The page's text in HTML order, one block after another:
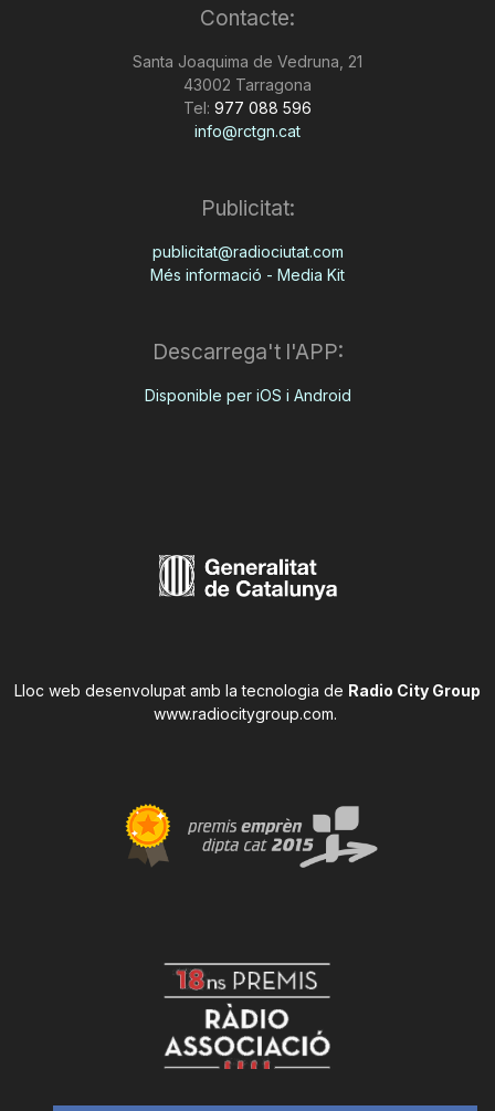
Contacte:
Santa Joaquima de Vedruna, 21
43002 Tarragona
Tel: 977 088 596
info@rctgn.cat
Publicitat:
publicitat@radiociutat.com
Més informació - Media Kit
Descarrega't l'APP:
Disponible per iOS i Android
Lloc web desenvolupat amb la tecnologia de Radio City Group
www.radiocitygroup.com.